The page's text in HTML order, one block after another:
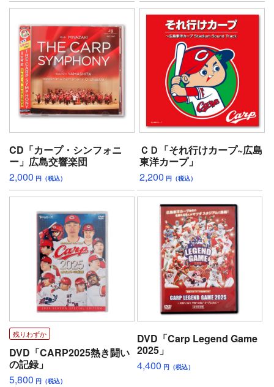
CD「カープ・シンフォニ
ー」広島交響楽団
2,000 円（税込）
ＣＤ「それ行けカープ~広島
東洋カープ」
2,200 円（税込）
残りわずか
DVD「CARP2025熱き闘い
の記録」
5,800 円（税込）
DVD「Carp Legend Game
2025」
4,400 円（税込）